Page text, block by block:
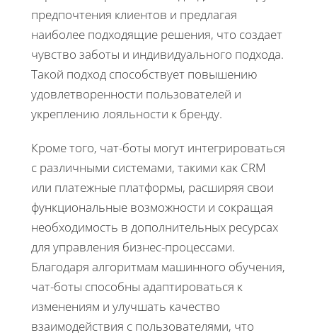
предпочтения клиентов и предлагая
наиболее подходящие решения, что создает
чувство заботы и индивидуального подхода.
Такой подход способствует повышению
удовлетворенности пользователей и
укреплению лояльности к бренду.
Кроме того, чат-боты могут интегрироваться
с различными системами, такими как CRM
или платежные платформы, расширяя свои
функциональные возможности и сокращая
необходимость в дополнительных ресурсах
для управления бизнес-процессами.
Благодаря алгоритмам машинного обучения,
чат-боты способны адаптироваться к
изменениям и улучшать качество
взаимодействия с пользователями, что